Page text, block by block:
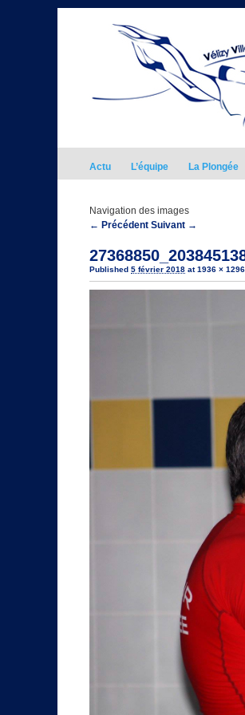
Actu L’équipe La Plongée
Navigation des images
← Précédent Suivant →
Published 5 février 2018 at1936 × 1296